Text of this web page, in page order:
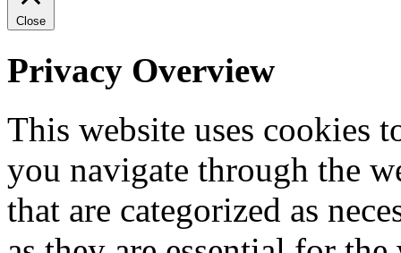
Close
Privacy Overview
This website uses cookies
you navigate through the
that are categorized as